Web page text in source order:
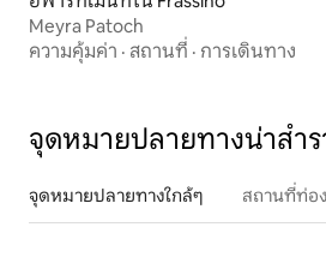
Meyra Patoch
ความคุ้มค่า · สถานที่ · การเดินทาง
จุดหมายปลายทางน่าสำร
จุดหมายปลายทางใกล้ๆ สถานที่ท่อ